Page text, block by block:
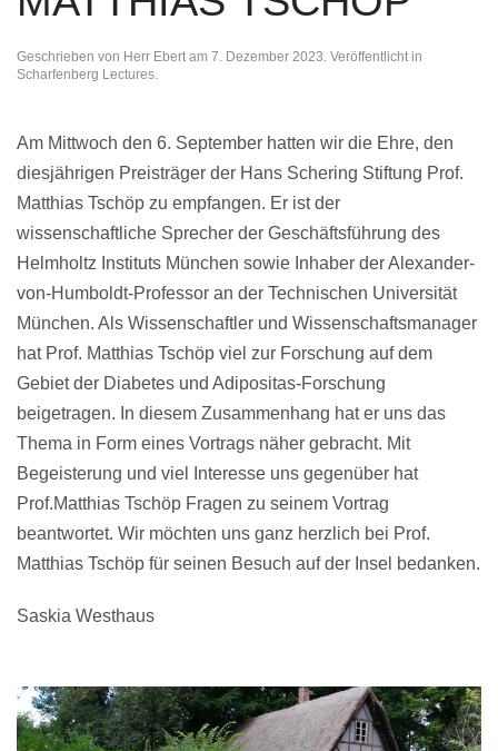
Geschrieben von Herr Ebertam 7. Dezember 2023. Veröffentlicht in
Scharfenberg Lectures.
Am Mittwoch den 6. September hatten wir die Ehre, den
diesjährigen Preisträger der Hans Schering Stiftung Prof.
Matthias Tschöp zu empfangen. Er ist der
wissenschaftliche Sprecher der Geschäftsführung des
Helmholtz Instituts München sowie Inhaber der Alexander-
von-Humboldt-Professor an der Technischen Universität
München. Als Wissenschaftler und Wissenschaftsmanager
hat Prof. Matthias Tschöp viel zur Forschung auf dem
Gebiet der Diabetes und Adipositas-Forschung
beigetragen. In diesem Zusammenhang hat er uns das
Thema in Form eines Vortrags näher gebracht. Mit
Begeisterung und viel Interesse uns gegenüber hat
Prof.Matthias Tschöp Fragen zu seinem Vortrag
beantwortet. Wir möchten uns ganz herzlich bei Prof.
Matthias Tschöp für seinen Besuch auf der Insel bedanken.
Saskia Westhaus